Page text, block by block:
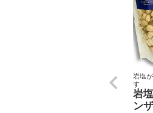
岩塩
す
岩
ン